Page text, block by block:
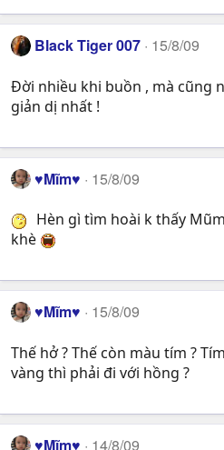
Black Tiger 007 15/8/09
Đời nhiều khi buồn , mà cũng
giản dị nhất !
♥Mĩm♥ 15/8/09
Hèn gì tìm hoài k thấy
khè
♥Mĩm♥ 15/8/09
Thế hở ? Thế còn màu tím ?
vàng thì phải đi với hồng ?
♥Mĩm♥ 14/8/09